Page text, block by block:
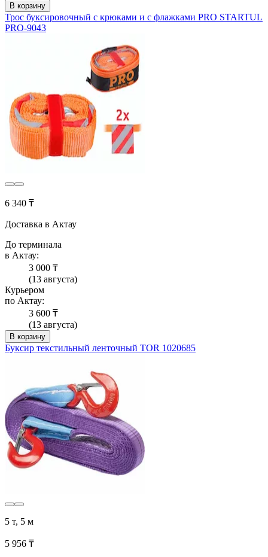
В корзину
Трос буксировочный с крюками и с флажками PRO STARTUL
PRO-9043
6 340 ₸
Доставка в Актау
До терминала
в Актау:
3 000 ₸
(13 августа)
Курьером
по Актау:
3 600 ₸
(13 августа)
В корзину
Буксир текстильный ленточный TOR 1020685
5 т, 5 м
5 956 ₸